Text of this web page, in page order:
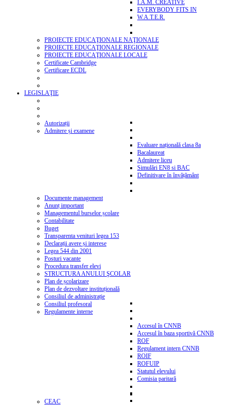
I.A.M. CREATIVE
EVERYBODY FITS IN
W.A.T.E.R.
PROIECTE EDUCAŢIONALE NAŢIONALE
PROIECTE EDUCAŢIONALE REGIONALE
PROIECTE EDUCAŢIONALE LOCALE
Certificate Cambridge
Certificare ECDL
LEGISLAŢIE
Autorizații
Admitere și examene
Evaluare națională clasa 8a
Bacalaureat
Admitere liceu
Simulări EN8 si BAC
Definitivare în învățământ
Documente management
Anunț important
Managementul burselor școlare
Contabilitate
Buget
Transparenta venituri legea 153
Declarații avere și interese
Legea 544 din 2001
Posturi vacante
Procedura transfer elevi
STRUCTURA ANULUI ŞCOLAR
Plan de școlarizare
Plan de dezvoltare instituțională
Consiliul de administrație
Consiliul profesoral
Regulamente interne
Accesul în CNNB
Accesul în baza sportivă CNNB
ROF
Regulament intern CNNB
ROIF
ROFUIP
Statutul elevului
Comisia paritară
CEAC